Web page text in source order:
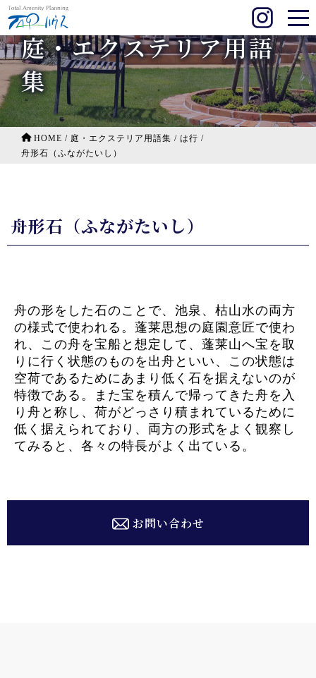
庭・エクステリア用語
集
HOME / 庭・エクステリア用語集 / は行 /
舟形石（ふながたいし）
舟形石（ふながたいし）
舟の形をした石のことで、池泉、枯山水の両方
の様式で使われる。蓬莱思想の庭園意匠で使わ
れ、この舟を宝船と想定して、蓬莱山へ宝を取
りに行く状態のものを出舟といい、この状態は
空荷であるためにあまり低く石を据えないのが
特徴である。また宝を積んで帰ってきた舟を入
り舟と称し、荷がどっさり積まれているために
低く据えられており、両方の形式をよく観察し
てみると、各々の特長がよく出ている。
お問い合わせ